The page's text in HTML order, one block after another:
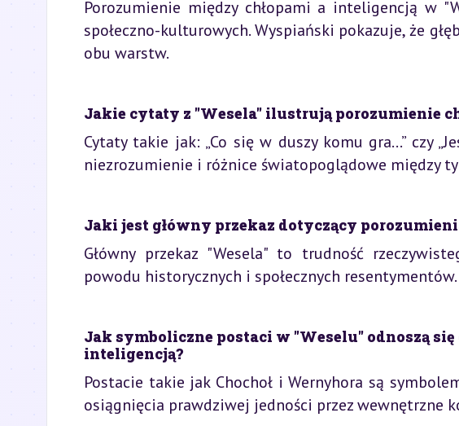
Porozumienie między chłopami a inteligencją w
społeczno-kulturowych. Wyspiański pokazuje, że
obu warstw.
Jakie cytaty z "Wesela" ilustrują porozumienie
Cytaty takie jak: „Co się w duszy komu gra...” czy
niezrozumienie i różnice światopoglądowe między
Jaki jest główny przekaz dotyczący
Główny przekaz "Wesela" to trudność
powodu historycznych i społecznych resentymentów.
Jak symboliczne postaci w "Weselu" odnoszą
inteligencją?
Postacie takie jak Chochoł i Wernyhora są
osiągnięcia prawdziwej jedności przez wewnętrzne